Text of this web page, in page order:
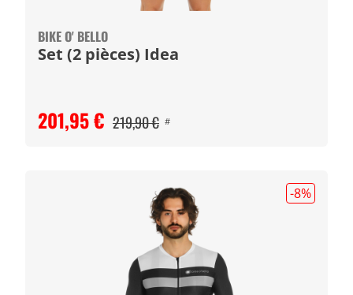
BIKE O' BELLO
Set (2 pièces) Idea
201,95 € 219,90 € #
-8%